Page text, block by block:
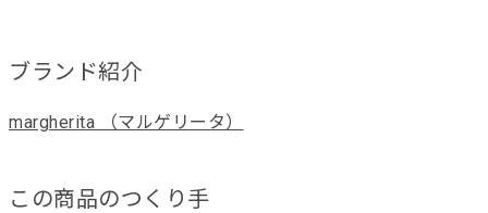
ブランド紹介
margherita （マルゲリータ）
この商品のつくり手